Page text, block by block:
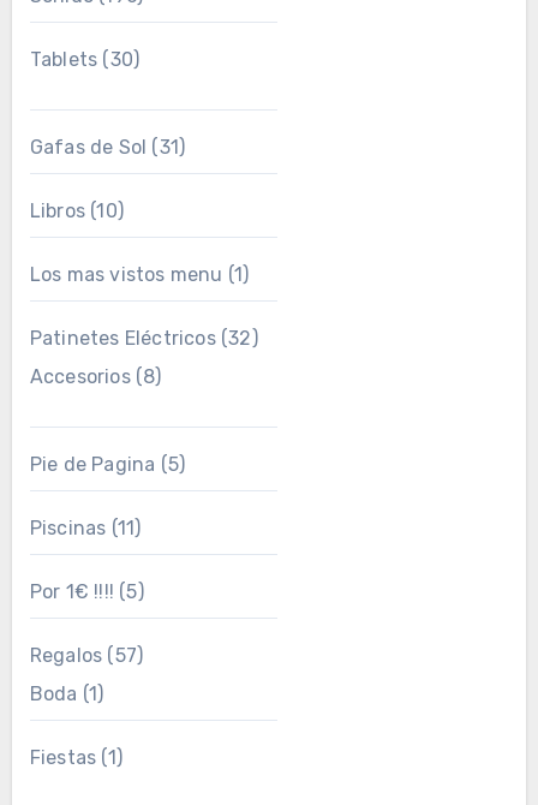
Tablets (30)
Gafas de Sol (31)
Libros(10)
Los mas vistos menu (1)
Patinetes Eléctricos(32)
Accesorios(8)
Pie de Pagina (5)
Piscinas (11)
Por 1€ !!!! (5)
Regalos (57)
Boda (1)
Fiestas (1)